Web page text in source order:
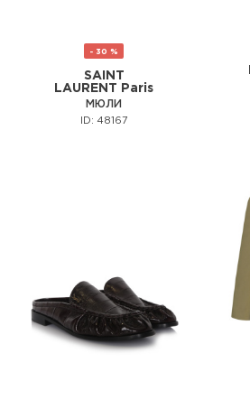
- 30 %
SAINT
LAURENT Paris
МЮЛИ
ID: 48167